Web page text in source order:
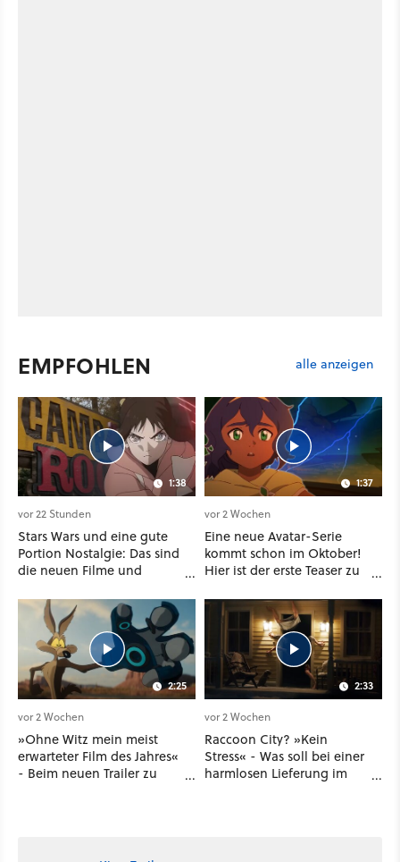
EMPFOHLEN alle anzeigen
1:38
vor 22 Stunden
Stars Wars und eine gute
Portion Nostalgie: Das sind
die neuen Filme und
Disney Plus
1:37
vor 2 Wochen
Eine neue Avatar-Serie
kommt schon im Oktober!
Hier ist der erste Teaser zu
Paramount Plus
2:25
vor 2 Wochen
»Ohne Witz mein meist
erwarteter Film des Jahres«
- Beim neuen Trailer zu
2:33
vor 2 Wochen
Raccoon City? »Kein
Stress« - Was soll bei einer
harmlosen Lieferung im